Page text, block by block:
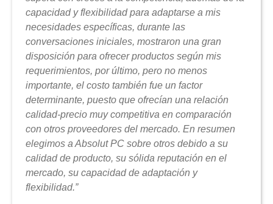
capacidad y flexibilidad para adaptarse a mis
necesidades específicas, durante las
conversaciones iniciales, mostraron una gran
disposición para ofrecer productos según mis
requerimientos, por último, pero no menos
importante, el costo también fue un factor
determinante, puesto que ofrecían una relación
calidad-precio muy competitiva en comparación
con otros proveedores del mercado. En resumen
elegimos a Absolut PC sobre otros debido a su
calidad de producto, su sólida reputación en el
mercado, su capacidad de adaptación y
flexibilidad.”